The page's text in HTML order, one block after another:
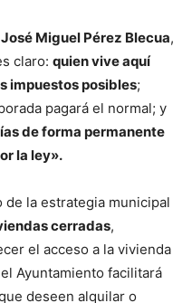
José Miguel Pérez Blecua,
claro: quien vive aquí
impuestos posibles;
pagará el normal; y
de forma permanente
la ley».
de la estrategia municipal
cerradas,
el acceso a la vivienda
Ayuntamiento facilitará
deseen alquilar o